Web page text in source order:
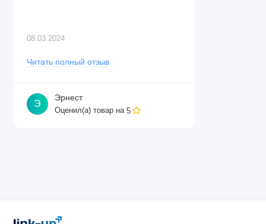
08.03.2024
Читать полный отзыв
Э
Эрнест
Оценил(а) товар на 5